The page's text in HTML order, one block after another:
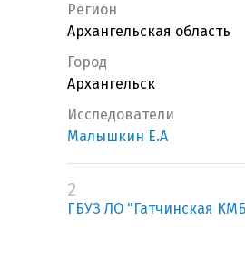
Регион
Архангельская область
Город
Архангельск
Исследователи
Малышкин Е.А
2
ГБУЗ ЛО "Гатчинская